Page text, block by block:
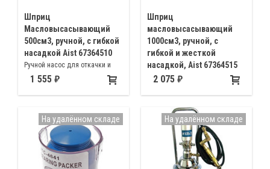
Шприц
Масловысасывающий
500см3, ручной, с гибкой
насадкой Aist 67364510
Ручной насос для откачки и
закачки масел и жидких
1 555
Шприц
масловысасывающий
1000см3, ручной, с
гибкой и жесткой
насадкой, Aist 67364515
Для использования с такими
синтетические и натуральные
масла, топливо, охлаждающие
жидкости, вода, антифриз,
спирты, тормозная жидкость
2 075
На удалённом складе На удалённом складе